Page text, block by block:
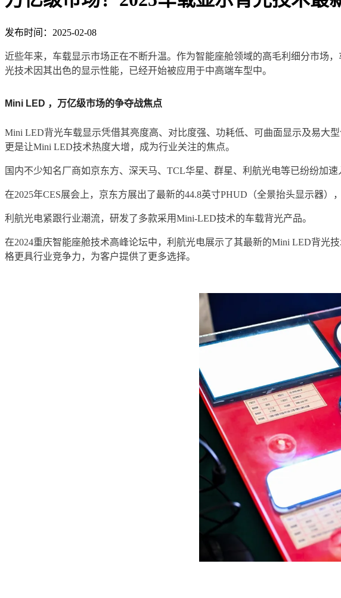
发布时间：2025-02-08
近些年来，车载显示市场正在不断升温。作为智能座舱领域的高毛利细分市场
光技术因其出色的显示性能，已经开始被应用于中高端车型中。
Mini LED ，万亿级市场的争夺战焦点
Mini LED背光车载显示凭借其亮度高、对比度强、功耗低、可曲面显示及易大
更是让Mini LED技术热度大增，成为行业关注的焦点。
国内不少知名厂商如京东方、深天马、TCL华星、群星、利航光电等已纷纷加速
在2025年CES展会上，京东方展出了最新的44.8英寸PHUD（全景抬头显示器
利航光电紧跟行业潮流，研发了多款采用Mini-LED技术的车载背光产品。
在2024重庆智能座舱技术高峰论坛中，利航光电展示了其最新的Mini LED背光
格更具行业竞争力，为客户提供了更多选择。